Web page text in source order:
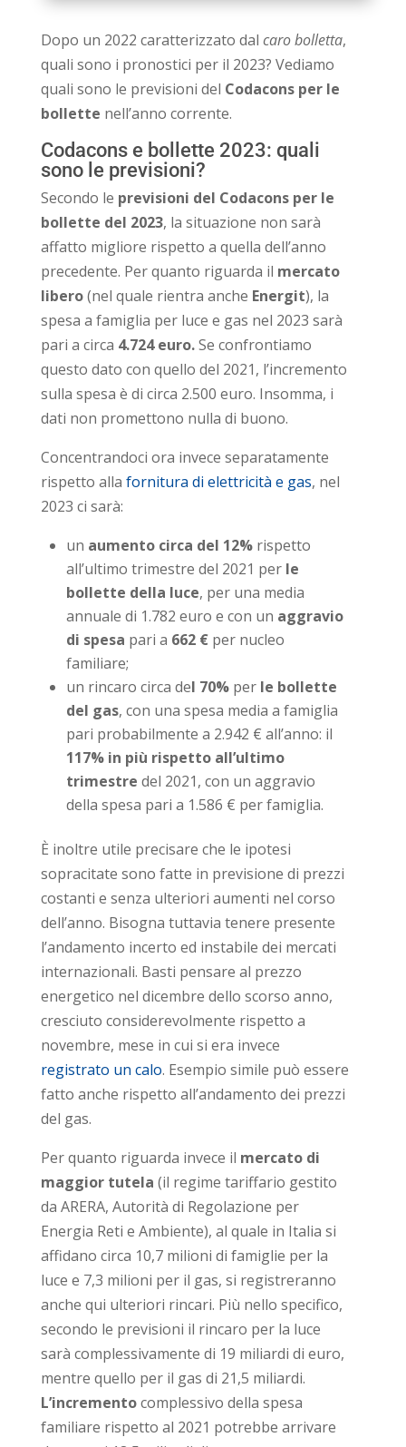
Dopo un 2022 caratterizzato dal caro bolletta,
quali sono i pronostici per il 2023? Vediamo
quali sono le previsioni del Codacons per le
bollette nell’anno corrente.
Codacons e bollette 2023: quali
sono le previsioni?
Secondo le previsioni del Codacons per le
bollette del 2023, la situazione non sarà
affatto migliore rispetto a quella dell’anno
precedente. Per quanto riguarda il mercato
libero(nel quale rientra anche Energit), la
spesa a famiglia per luce e gas nel 2023 sarà
pari a circa 4.724 euro.Se confrontiamo
questo dato con quello del 2021, l’incremento
sulla spesa è di circa 2.500 euro. Insomma, i
dati non promettono nulla di buono.
Concentrandoci ora invece separatamente
rispetto alla fornitura di elettricità e gas, nel
2023 ci sarà:
un aumento circa del 12%rispetto
all’ultimo trimestre del 2021 per le
bollette della luce, per una media
annuale di 1.782 euro e con un aggravio
di spesa pari a 662 €per nucleo
familiare;
un rincaro circa del 70%per le bollette
del gas, con una spesa media a famiglia
pari probabilmente a 2.942 € all’anno: il
117% in più rispetto all’ultimo
trimestre del 2021, con un aggravio
della spesa pari a 1.586 € per famiglia.
È inoltre utile precisare che le ipotesi
sopracitate sono fatte in previsione di prezzi
costanti e senza ulteriori aumenti nel corso
dell’anno. Bisogna tuttavia tenere presente
l’andamento incerto ed instabile dei mercati
internazionali. Basti pensare al prezzo
energetico nel dicembre dello scorso anno,
cresciuto considerevolmente rispetto a
novembre, mese in cui si era invece
registrato un calo. Esempio simile può essere
fatto anche rispetto all’andamento dei prezzi
del gas.
Per quanto riguarda invece il mercato di
maggior tutela (il regime tariffario gestito
da ARERA, Autorità di Regolazione per
Energia Reti e Ambiente), al quale in Italia si
affidano circa 10,7 milioni di famiglie per la
luce e 7,3 milioni per il gas, si registreranno
anche qui ulteriori rincari. Più nello specifico,
secondo le previsioni il rincaro per la luce
sarà complessivamente di 19 miliardi di euro,
mentre quello per il gas di 21,5 miliardi.
L’incrementocomplessivo della spesa
familiare rispetto al 2021 potrebbe arrivare